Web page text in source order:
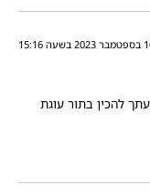
15:16
להכין בתור עוגת